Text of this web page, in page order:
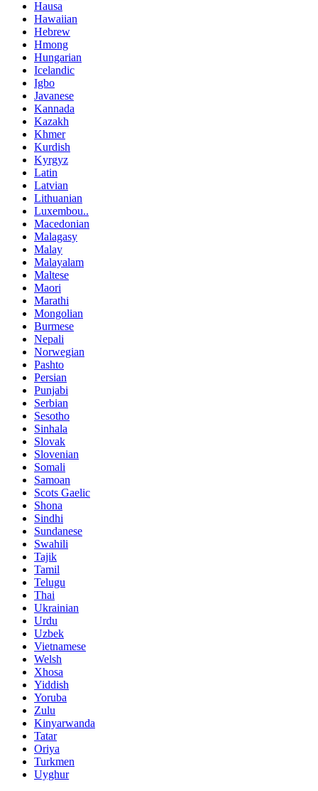
Hausa
Hawaiian
Hebrew
Hmong
Hungarian
Icelandic
Igbo
Javanese
Kannada
Kazakh
Khmer
Kurdish
Kyrgyz
Latin
Latvian
Lithuanian
Luxembou..
Macedonian
Malagasy
Malay
Malayalam
Maltese
Maori
Marathi
Mongolian
Burmese
Nepali
Norwegian
Pashto
Persian
Punjabi
Serbian
Sesotho
Sinhala
Slovak
Slovenian
Somali
Samoan
Scots Gaelic
Shona
Sindhi
Sundanese
Swahili
Tajik
Tamil
Telugu
Thai
Ukrainian
Urdu
Uzbek
Vietnamese
Welsh
Xhosa
Yiddish
Yoruba
Zulu
Kinyarwanda
Tatar
Oriya
Turkmen
Uyghur